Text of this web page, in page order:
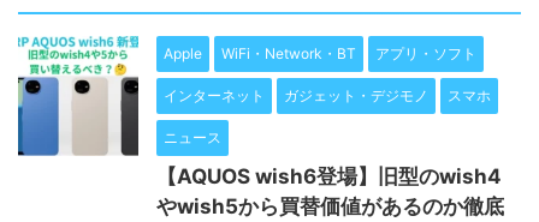
Apple WiFi・Network・BT アプリ・ソフト
インターネット ガジェット・デジモノ スマホ
ニュース
【AQUOS wish6登場】旧型のwish4
やwish5から買替価値があるのか徹底